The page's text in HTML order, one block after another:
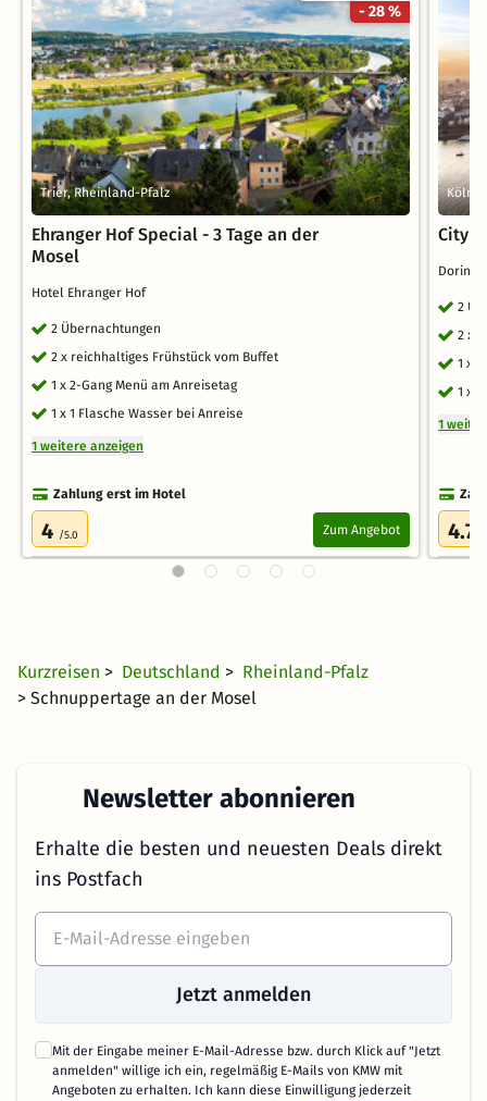
- 28 %
Trier, Rheinland-Pfalz
Ehranger Hof Special - 3 Tage an der
Mosel
Hotel Ehranger Hof
2 Übernachtungen
2 x reichhaltiges Frühstück vom Buffet
1 x 2-Gang Menü am Anreisetag
1 x 1 Flasche Wasser bei Anreise
1 weitere anzeigen
Zahlung erst im Hotel
4 /5.0 Zum Angebot
Köln,
City
Dorint
2
2 x
1 x
1 x
1
4.7
Kurzreisen > Deutschland > Rheinland-Pfalz
> Schnuppertage an der Mosel
Newsletter abonnieren
Erhalte die besten und neuesten Deals direkt
ins Postfach
Jetzt anmelden
Mit der Eingabe meiner E-Mail-Adresse bzw. durch Klick auf "Jetzt
anmelden" willige ich ein, regelmäßig E-Mails von KMW mit
Angeboten zu erhalten. Ich kann diese Einwilligung jederzeit